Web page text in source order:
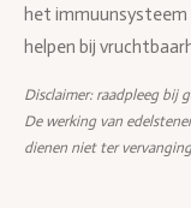
het
helpen bij
Disclaimer: raadpleeg bij
De werking van
dienen niet ter